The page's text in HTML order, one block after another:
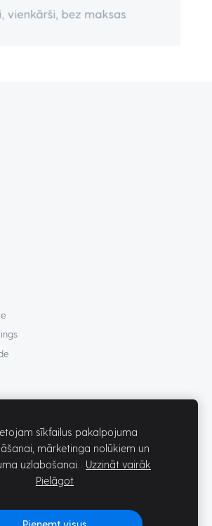
sīkfailus pakalpojuma
mārketinga nolūkiem un
uzlabošanai.
Uzzināt vairāk
Pielāgot